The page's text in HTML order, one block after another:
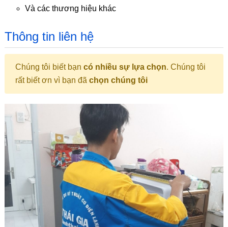
Và các thương hiệu khác
Thông tin liên hệ
Chúng tôi biết bạn có nhiều sự lựa chọn. Chúng tôi
rất biết ơn vì bạn đã chọn chúng tôi